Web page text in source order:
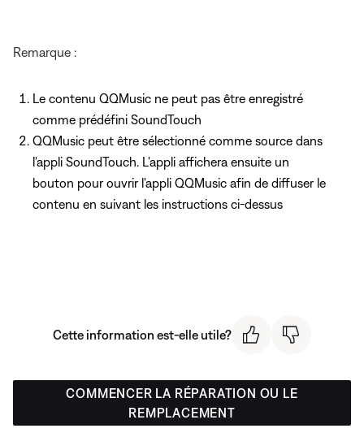
Remarque :
Le contenu QQMusic ne peut pas être enregistré
comme prédéfini SoundTouch
QQMusic peut être sélectionné comme source dans
l'appli SoundTouch. L'appli affichera ensuite un
bouton pour ouvrir l'appli QQMusic afin de diffuser le
contenu en suivant les instructions ci-dessus
Cette information est-elle utile?
COMMENCER LA RÉPARATION OU LE
REMPLACEMENT